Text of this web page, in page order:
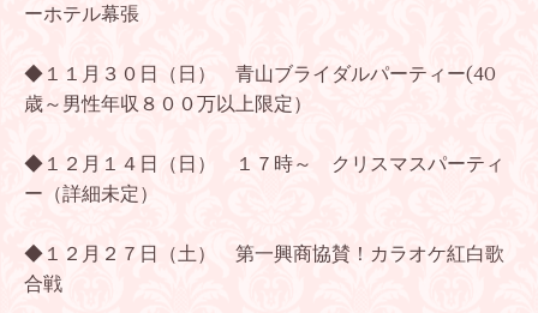
ーホテル幕張
◆１１月３０日（日） 青山ブライダルパーティー(40
歳～男性年収８００万以上限定）
◆１２月１４日（日） １７時～ クリスマスパーティ
ー（詳細未定）
◆１２月２７日（土） 第一興商協賛！カラオケ紅白歌
合戦